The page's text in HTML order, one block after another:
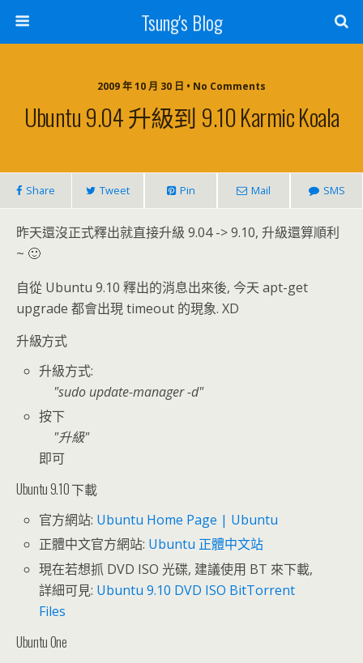
Tsung's Blog
2009 年 10 月 30 日 • No Comments
Ubuntu 9.04 升級到 9.10 Karmic Koala
Share Tweet Pin Mail SMS
昨天還沒正式釋出就直接升級 9.04 -> 9.10, 升級還算順利
~ 🙂
自從 Ubuntu 9.10 釋出的消息出來後, 今天 apt-get
upgrade 都會出現 timeout 的現象. XD
升級方式
升級方式:
sudo update-manager -d
按下
升級
即可
Ubuntu 9.10 下載
官方網站: Ubuntu Home Page | Ubuntu
正體中文官方網站: Ubuntu 正體中文站
現在若想抓 DVD ISO 光碟, 建議使用 BT 來下載,
詳細可見: Ubuntu 9.10 DVD ISO BitTorrent
Files
Ubuntu One